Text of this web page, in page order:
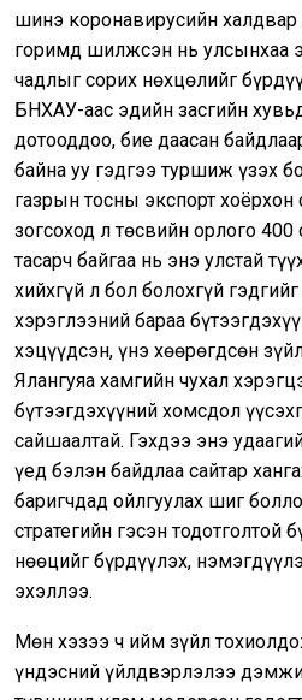
шинэ коронавирусийн халдвар
горимд шилжсэн нь улсынхаа
чадлыг сорих нөхцөлийг
БНХАУ-аас эдийн засгийн
дотооддоо, бие даасан
байна уу гэдгээ туршиж үзэх
газрын тосны экспорт хоёрхон
зогсоход л төсвийн орлого
тасарч байгаа нь энэ улстай
хийхгүй л бол болохгүй
хэрэглээний бараа
хэцүүдсэн, үнэ хөөрөгдсөн
Ялангуяа хамгийн чухал
бүтээгдэхүүний хомсдол
сайшаалтай. Гэхдээ энэ
үед бэлэн байдлаа сайтар
баригчдад ойлгуулах шиг
стратегийн гэсэн тодотголтой
нөөцийг бүрдүүлэх,
эхэллээ.
Мөн хэзээ ч ийм зүйл
үндэсний үйлдвэрлэлээ